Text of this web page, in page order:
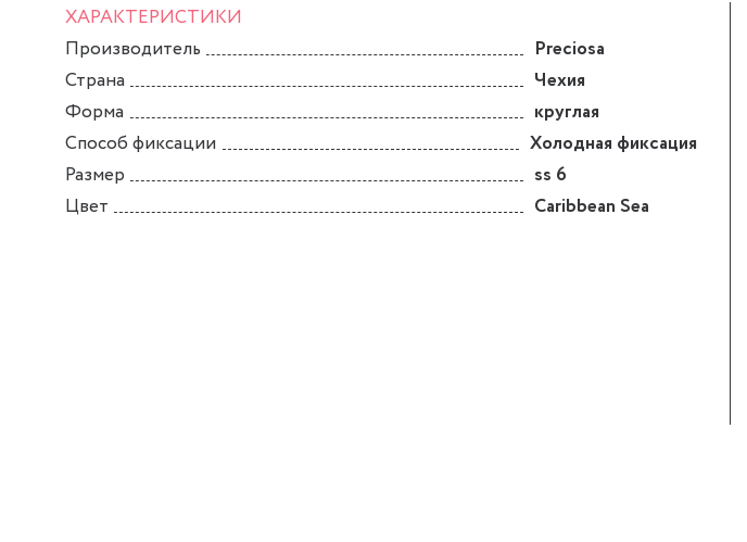
ХАРАКТЕРИСТИКИ
Производитель
Preciosa
Страна
Чехия
Форма
круглая
Способ фиксации
Холодная фиксация
Размер
ss 6
Цвет
Caribbean Sea